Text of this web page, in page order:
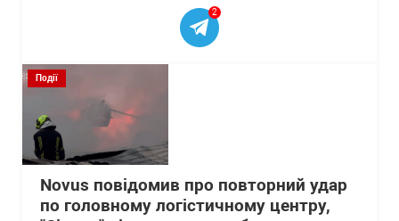
2
Події
Novus повідомив про повторний удар
по головному логістичному центру,